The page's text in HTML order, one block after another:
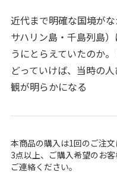
近代まで明確な国境が
サハリン島・千島列島
うにとらえていたのか
どっていけば、当時の
観が明らかになる
本商品の購入は1回のご注文
3点以上、ご購入希望のお
ご連絡ください。